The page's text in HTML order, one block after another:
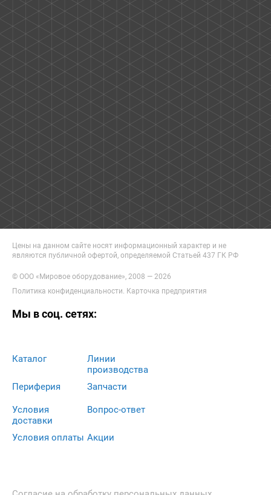
Цены на данном сайте носят информационный характер и не
являются публичной офертой, определяемой Статьей 437 ГК РФ
© ООО «Мировое оборудование», 2008 — 2026
Политика конфиденциальности Карточка предприятия
Мы в соц. сетях:
Каталог
Периферия
Линии
производства
Запчасти
Условия
доставки
Условия оплаты
Вопрос-ответ
Акции